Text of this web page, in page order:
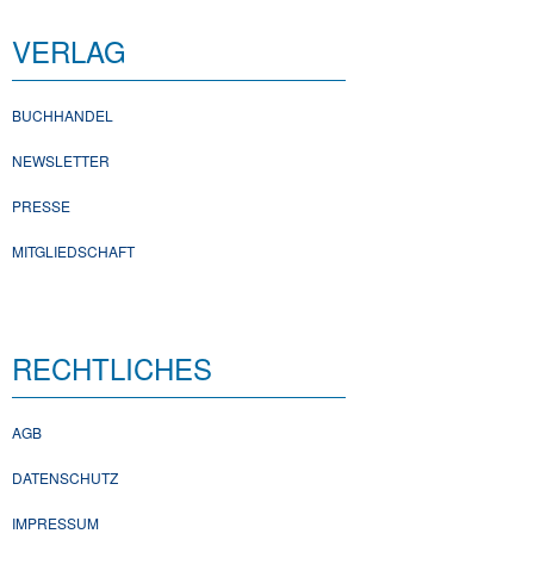
VERLAG
BUCHHANDEL
NEWSLETTER
PRESSE
MITGLIEDSCHAFT
RECHTLICHES
AGB
DATENSCHUTZ
IMPRESSUM